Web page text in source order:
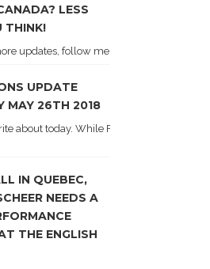
LESS
THINK!
updates, follow me on Twitter . I'll post
UPDATE
MAY 26TH 2018
about today. While Forum did come out
IN QUEBEC,
NEEDS A
THE ENGLISH